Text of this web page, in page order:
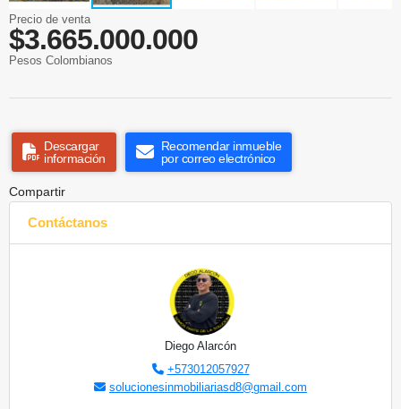
Precio de venta
$3.665.000.000
Pesos Colombianos
Descargar
información
Recomendar inmueble
por correo electrónico
Compartir
Contáctanos
Diego Alarcón
+573012057927
solucionesinmobiliariasd8@gmail.com